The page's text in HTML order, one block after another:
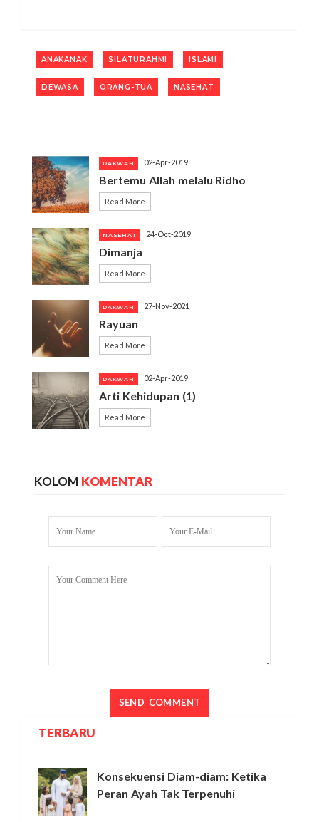
ANAKANAK SILATURAHMI ISLAMI
DEWASA ORANG-TUA NASEHAT
DAKWAH 02-Apr-2019
Bertemu Allah melalu Ridho
Read More
NASEHAT 24-Oct-2019
Dimanja
Read More
DAKWAH 27-Nov-2021
Rayuan
Read More
DAKWAH 02-Apr-2019
Arti Kehidupan (1)
Read More
KOLOM KOMENTAR
TERBARU
Konsekuensi Diam-diam: Ketika
Peran Ayah Tak Terpenuhi